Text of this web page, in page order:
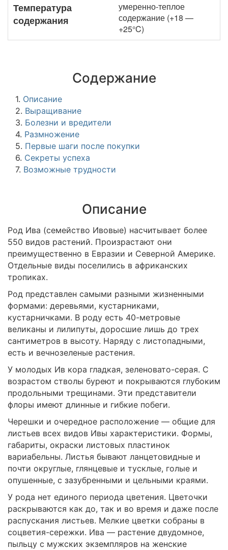
Температура
содержания
умеренно-теплое
содержание (+18 —
+25°C)
Содержание
1. Описание
2. Выращивание
3. Болезни и вредители
4. Размножение
5. Первые шаги после покупки
6. Секреты успеха
7. Возможные трудности
Описание
Род Ива (семейство Ивовые) насчитывает более
550 видов растений. Произрастают они
преимущественно в Евразии и Северной Америке.
Отдельные виды поселились в африканских
тропиках.
Род представлен самыми разными жизненными
формами: деревьями, кустарниками,
кустарничками. В роду есть 40-метровые
великаны и лилипуты, доросшие лишь до трех
сантиметров в высоту. Наряду с листопадными,
есть и вечнозеленые растения.
У молодых Ив кора гладкая, зеленовато-серая. С
возрастом стволы буреют и покрываются глубоким
продольными трещинами. Эти представители
флоры имеют длинные и гибкие побеги.
Черешки и очередное расположение — общие для
листьев всех видов Ивы характеристики. Формы,
габариты, окраски листовых пластинок
вариабельны. Листья бывают ланцетовидные и
почти округлые, глянцевые и тусклые, голые и
опушенные, с зазубренными и цельными краями.
У рода нет единого периода цветения. Цветочки
раскрываются как до, так и во время и даже после
распускания листьев. Мелкие цветки собраны в
соцветия-сережки. Ива — растение двудомное,
пыльцу с мужских экземпляров на женские